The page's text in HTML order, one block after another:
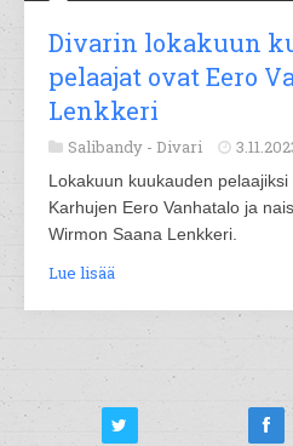
Divarin lokakuun
pelaajat ovat Eero
Lenkkeri
Salibandy - Divari
Lokakuun kuukauden
Karhujen Eero Vanhatalo ja
Wirmon Saana Lenkkeri.
Lue lisää